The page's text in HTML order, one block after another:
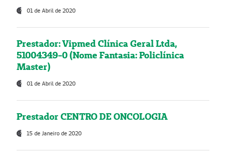
01 de Abril de 2020
Prestador: Vipmed Clínica Geral Ltda,
51004349-0 (Nome Fantasia: Policlínica
Master)
01 de Abril de 2020
Prestador CENTRO DE ONCOLOGIA
15 de Janeiro de 2020